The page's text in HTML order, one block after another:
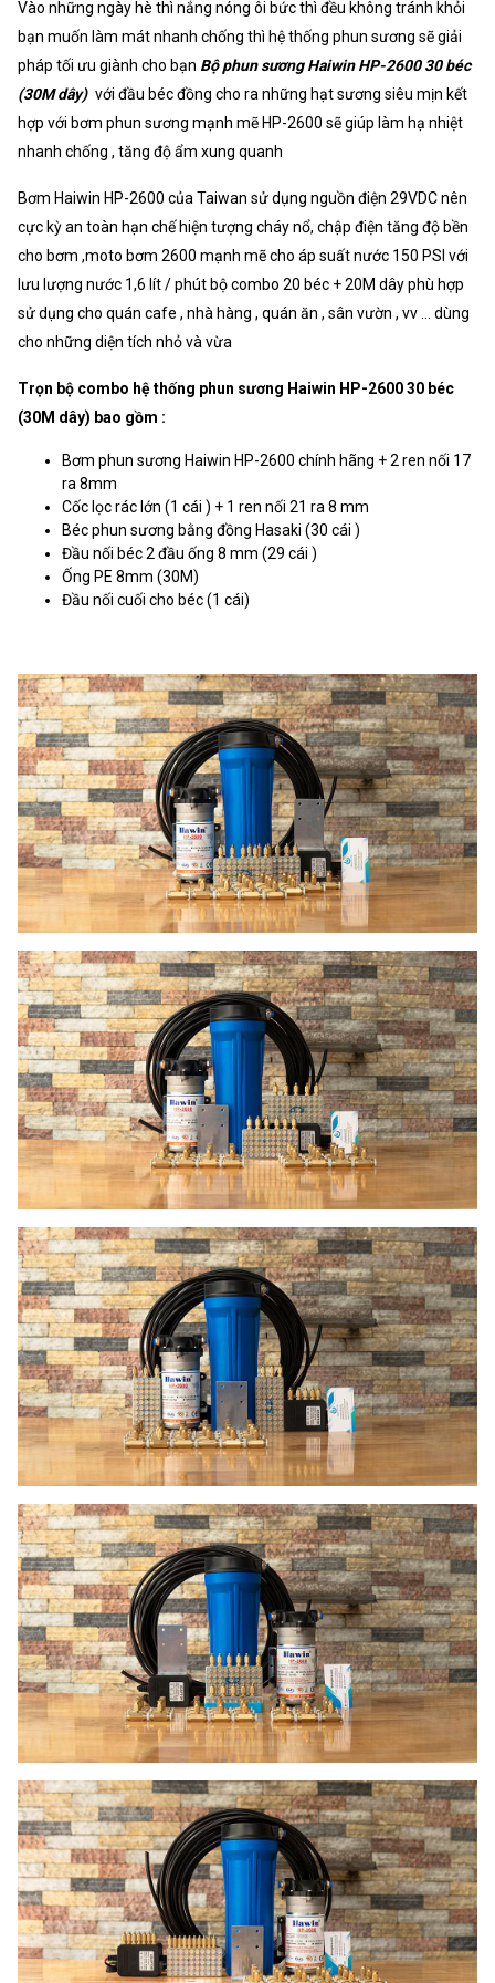
Vào những ngày hè thì nắng nóng ôi bức thì đều không tránh khỏi
bạn muốn làm mát nhanh chống thì hệ thống phun sương sẽ giải
pháp tối ưu giành cho bạn Bộ phun sương Haiwin HP-2600 30 béc
(30M dây) với đầu béc đồng cho ra những hạt sương siêu mịn kết
hợp với bơm phun sương mạnh mẽ HP-2600 sẽ giúp làm hạ nhiệt
nhanh chống , tăng độ ẩm xung quanh
Bơm Haiwin HP-2600 của Taiwan sử dụng nguồn điện 29VDC nên
cực kỳ an toàn hạn chế hiện tượng cháy nổ, chập điện tăng độ bền
cho bơm ,moto bơm 2600 mạnh mẽ cho áp suất nước 150 PSI với
lưu lượng nước 1,6 lít / phút bộ combo 20 béc + 20M dây phù hợp
sử dụng cho quán cafe , nhà hàng , quán ăn , sân vườn , vv ... dùng
cho những diện tích nhỏ và vừa
Trọn bộ combo hệ thống phun sương Haiwin HP-2600 30 béc
(30M dây) bao gồm :
Bơm phun sương Haiwin HP-2600 chính hãng + 2 ren nối 17
ra 8mm
Cốc lọc rác lớn (1 cái ) + 1 ren nối 21 ra 8 mm
Béc phun sương bằng đồng Hasaki (30 cái )
Đầu nối béc 2 đầu ống 8 mm (29 cái )
Ống PE 8mm (30M)
Đầu nối cuối cho béc (1 cái)